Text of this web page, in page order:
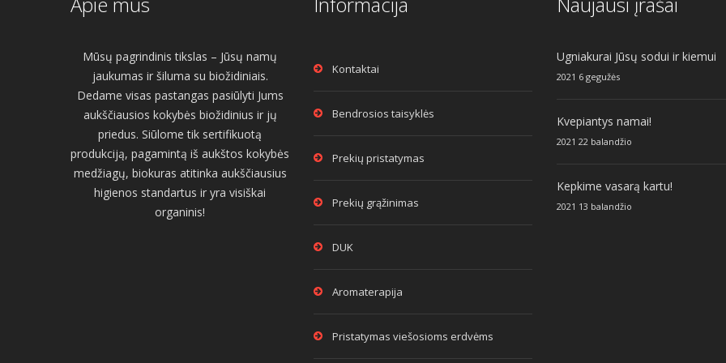
Mūsų pagrindinis tikslas – Jūsų namų
jaukumas ir šiluma su biožidiniais.
Dedame visas pastangas pasiūlyti Jums
aukščiausios kokybės biožidinius ir jų
priedus. Siūlome tik sertifikuotą
produkciją, pagamintą iš aukštos kokybės
medžiagų, biokuras atitinka aukščiausius
higienos standartus ir yra visiškai
organinis!
Kontaktai
Bendrosios taisyklės
Prekių pristatymas
Prekių grąžinimas
DUK
Aromaterapija
Pristatymas viešosioms erdvėms
Ugniakurai Jūsų sodui ir kiemui
2021 6 gegužės
Kvepiantys namai!
2021 22 balandžio
Kepkime vasarą kartu!
2021 13 balandžio